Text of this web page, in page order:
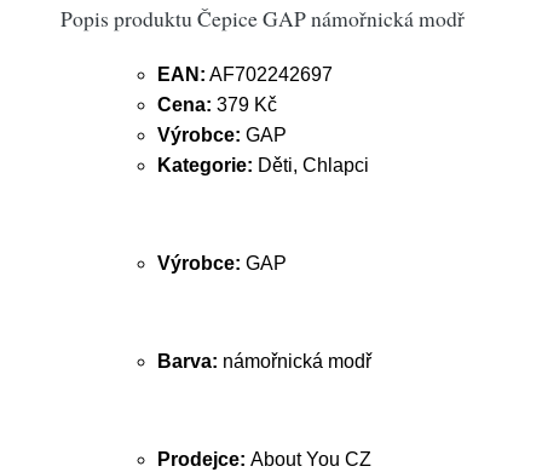
Popis produktu Čepice GAP námořnická modř
EAN: AF702242697
Cena: 379 Kč
Výrobce: GAP
Kategorie: Děti, Chlapci
Výrobce: GAP
Barva: námořnická modř
Prodejce: About You CZ